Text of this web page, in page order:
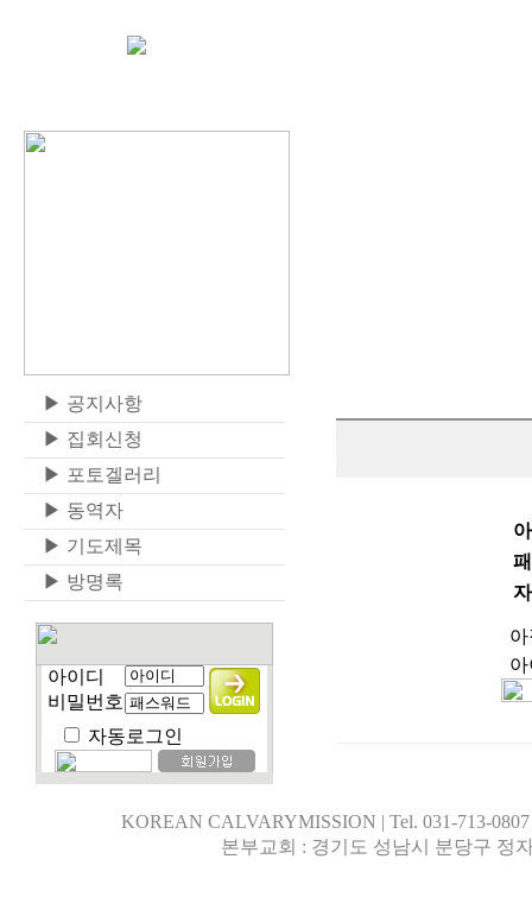
▶ 공지사항
▶ 집회신청
▶ 포토겔러리
▶ 동역자
▶ 기도제목
▶ 방명록
아이디
비밀번호
자동로그인
KOREAN CALVARYMISSION | Tel. 031-713-
본부교회 : 경기도 성남시 분당구 정